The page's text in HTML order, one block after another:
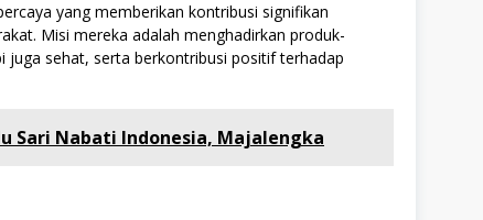
yang memberikan kontribusi signifikan
Misi mereka adalah menghadirkan produk-
juga sehat, serta berkontribusi positif terhadap
Sari Nabati Indonesia, Majalengka